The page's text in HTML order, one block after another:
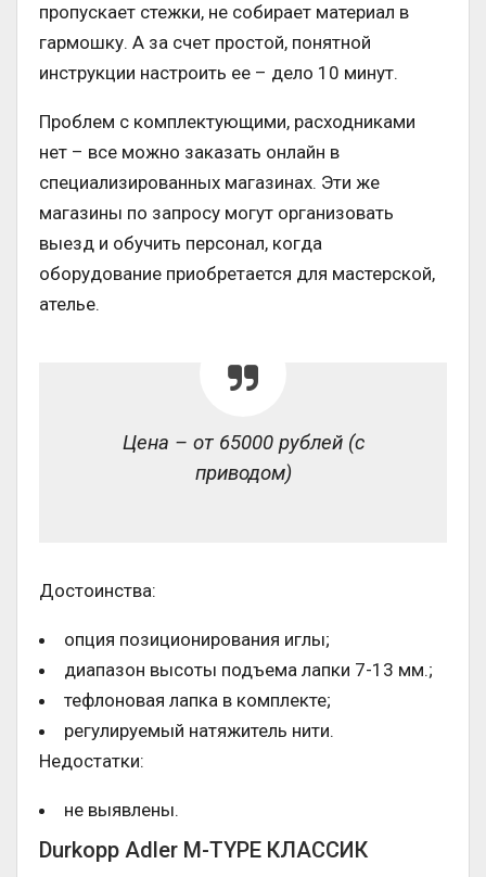
пропускает стежки, не собирает материал в
гармошку. А за счет простой, понятной
инструкции настроить ее – дело 10 минут.
Проблем с комплектующими, расходниками
нет – все можно заказать онлайн в
специализированных магазинах. Эти же
магазины по запросу могут организовать
выезд и обучить персонал, когда
оборудование приобретается для мастерской,
ателье.
Цена – от 65000 рублей (с
приводом)
Достоинства:
опция позиционирования иглы;
диапазон высоты подъема лапки 7-13 мм.;
тефлоновая лапка в комплекте;
регулируемый натяжитель нити.
Недостатки:
не выявлены.
Durkopp Adler M-TYPE КЛАССИК